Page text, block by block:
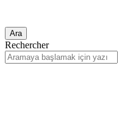
Ara
Rechercher